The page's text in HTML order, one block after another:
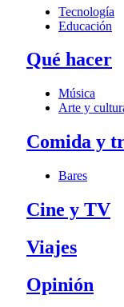
Tecnología
Educación
Qué hacer
Música
Arte y
Comida y
Bares
Cine y TV
Viajes
Opinión